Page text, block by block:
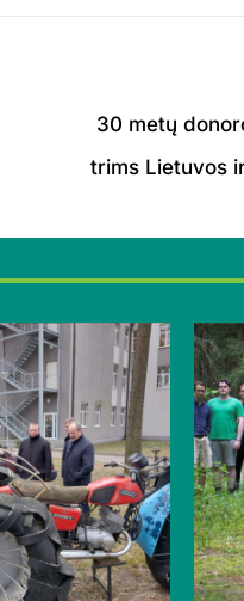
30 metų
trims Lietuvos